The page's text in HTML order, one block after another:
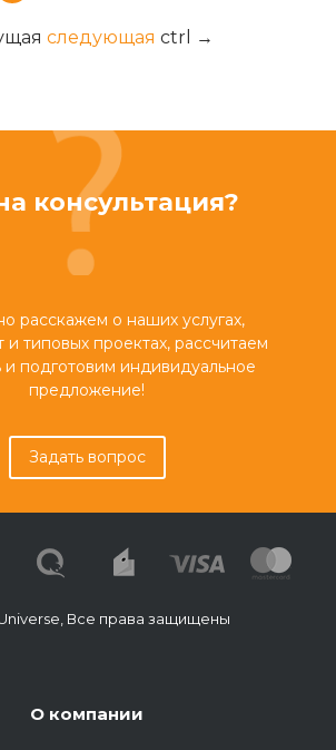
следующая ctrl
→
консультация?
расскажем о наших услугах,
и типовых проектах, рассчитаем
и подготовим индивидуальное
предложение!
Задать вопрос
Все права защищены
О компании